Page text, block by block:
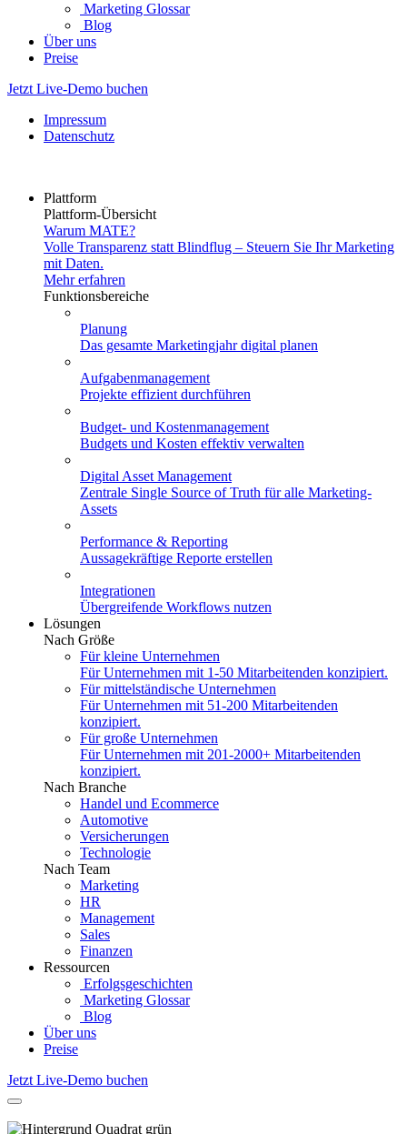
Marketing Glossar
Blog
Über uns
Preise
Jetzt Live-Demo buchen
Impressum
Datenschutz
Plattform
Plattform-Übersicht
Warum MATE?
Volle Transparenz statt Blindflug – Steuern Sie Ihr Marketing
mit Daten.
Mehr erfahren
Funktionsbereiche
Planung
Das gesamte Marketingjahr digital planen
Aufgabenmanagement
Projekte effizient durchführen
Budget- und Kostenmanagement
Budgets und Kosten effektiv verwalten
Digital Asset Management
Zentrale Single Source of Truth für alle Marketing-
Assets
Performance & Reporting
Aussagekräftige Reporte erstellen
Integrationen
Übergreifende Workflows nutzen
Lösungen
Nach Größe
Für kleine Unternehmen
Für Unternehmen mit 1-50 Mitarbeitenden konzipiert.
Für mittelständische Unternehmen
Für Unternehmen mit 51-200 Mitarbeitenden
konzipiert.
Für große Unternehmen
Für Unternehmen mit 201-2000+ Mitarbeitenden
konzipiert.
Nach Branche
Handel und Ecommerce
Automotive
Versicherungen
Technologie
Nach Team
Marketing
HR
Management
Sales
Finanzen
Ressourcen
Erfolgsgeschichten
Marketing Glossar
Blog
Über uns
Preise
Jetzt Live-Demo buchen